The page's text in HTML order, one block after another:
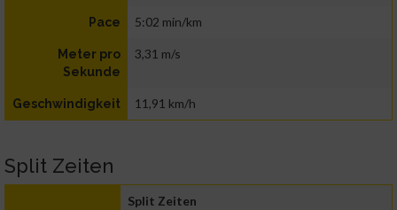
Pace 5:02 min/km
Meter pro
Sekunde
3,31 m/s
Geschwindigkeit 11,91 km/h
Split Zeiten
Split Zeiten